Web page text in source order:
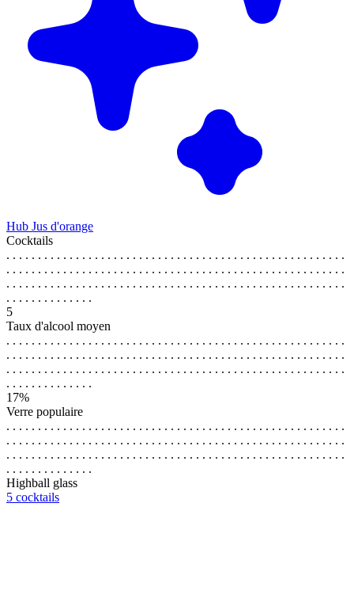
Hub Jus d'orange
Cocktails
. . . . . . . . . . . . . . . . . . . . . . . . . . . . . . . . . . . . . . . . . . . . . . . . . . . . . .
. . . . . . . . . . . . . . . . . . . . . . . . . . . . . . . . . . . . . . . . . . . . . . . . . . . . . .
. . . . . . . . . . . . . . . . . . . . . . . . . . . . . . . . . . . . . . . . . . . . . . . . . . . . . .
. . . . . . . . . . . . . .
5
Taux d'alcool moyen
. . . . . . . . . . . . . . . . . . . . . . . . . . . . . . . . . . . . . . . . . . . . . . . . . . . . . .
. . . . . . . . . . . . . . . . . . . . . . . . . . . . . . . . . . . . . . . . . . . . . . . . . . . . . .
. . . . . . . . . . . . . . . . . . . . . . . . . . . . . . . . . . . . . . . . . . . . . . . . . . . . . .
. . . . . . . . . . . . . .
17%
Verre populaire
. . . . . . . . . . . . . . . . . . . . . . . . . . . . . . . . . . . . . . . . . . . . . . . . . . . . . .
. . . . . . . . . . . . . . . . . . . . . . . . . . . . . . . . . . . . . . . . . . . . . . . . . . . . . .
. . . . . . . . . . . . . . . . . . . . . . . . . . . . . . . . . . . . . . . . . . . . . . . . . . . . . .
. . . . . . . . . . . . . .
Highball glass
5 cocktails